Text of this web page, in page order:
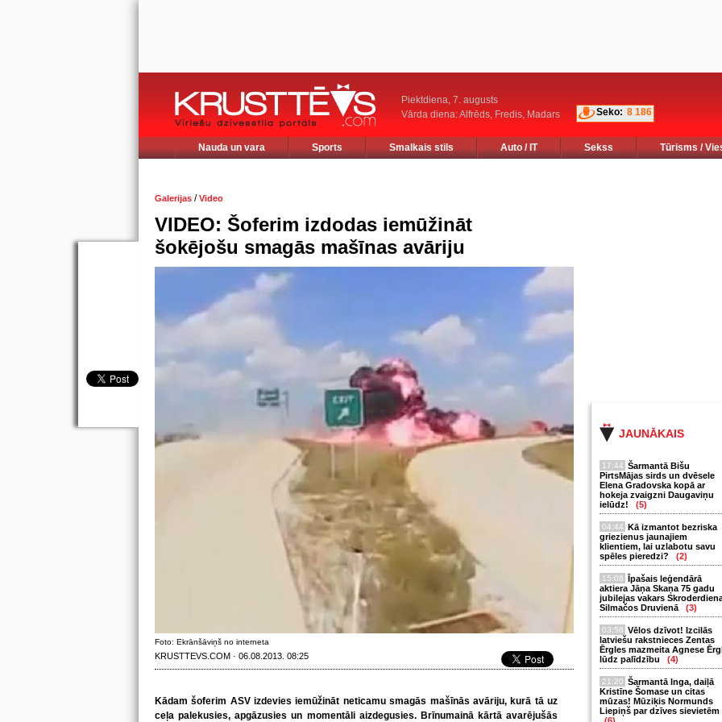
Piektdiena, 7. augusts
Vārda diena: Alfrēds, Fredis, Madars
Seko: 8 186
Nauda un vara Sports Smalkais stils Auto / IT Sekss Tūrisms /
JAUNĀKAIS
17:44 Šarmantā Bišu
PirtsMājas sirds un dvēsele
Elena Gradovska kopā ar
hokeja zvaigzni Daugaviņu
ielūdz!
(5)
04:44 Kā izmantot bezriska
griezienus jaunajiem
klientiem, lai uzlabotu savu
spēles pieredzi?
(2)
15:08 Īpašais leģendārā
aktiera Jāņa Skaņa 75 gadu
jubilejas vakars
Silmačos Druvienā
(3)
03:58 Vēlos dzīvot! Izcilās
latviešu rakstnieces Zentas
Ērgles mazmeita Agnese
lūdz palīdzību
(4)
21:20 Šarmantā Inga, daiļā
Kristīne Šomase un citas
mūzas! Mūziķis Normunds
Liepiņš par dzīves sievietēm
Galerijas /Video
VIDEO: Šoferim izdodas iemūžināt
šokējošu smagās mašīnas avāriju
Foto: Ekrānšāviņš no interneta
KRUSTTEVS.COM · 06.08.2013. 08:25
Kādam šoferim ASV izdevies iemūžināt neticamu smagās mašīnās avāriju, kurā tā uz
ceļa palekusies, apgāzusies un momentāli aizdegusies. Brīnumainā kārtā avarējušās